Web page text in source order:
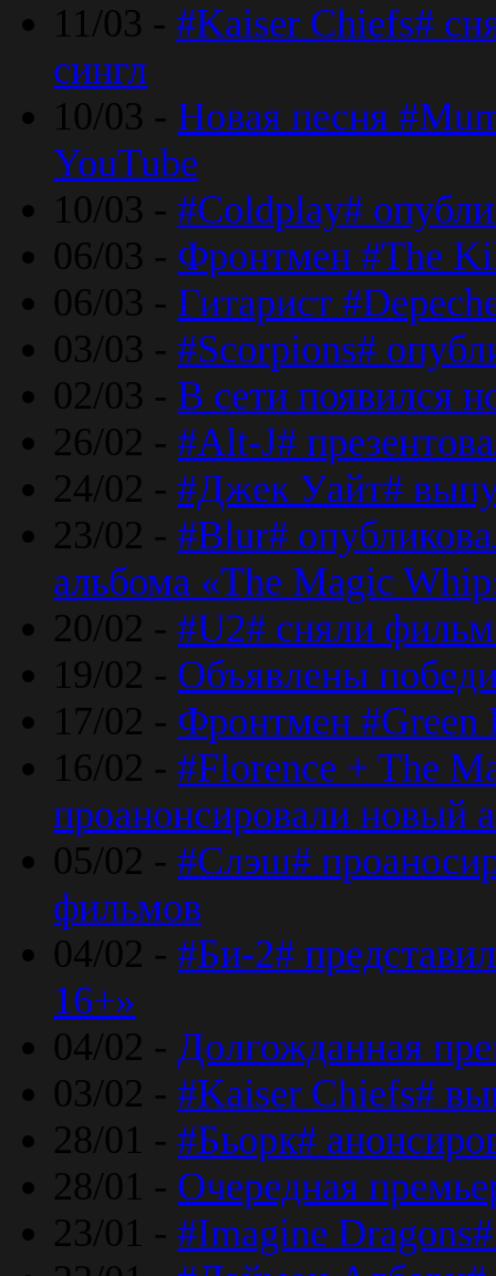
11/03 - #Kaiser Chiefs#
сингл
10/03 - Новая песня
YouTube
10/03 - #Coldplay#
06/03 - Фронтмен #The
06/03 - Гитарист
03/03 - #Scorpions#
02/03 - В сети появился
26/02 - #Alt-J#
24/02 - #Джек Уайт#
23/02 - #Blur#
альбома «The Magic
20/02 - #U2# сняли
19/02 - Объявлены
17/02 - Фронтмен #Green
16/02 - #Florence + The
проанонсировали новый
05/02 - #Слэш#
фильмов
04/02 - #Би-2#
16+»
04/02 - Долгожданная
03/02 - #Kaiser Chiefs#
28/01 - #Бьорк#
28/01 - Очередная
23/01 - #Imagine